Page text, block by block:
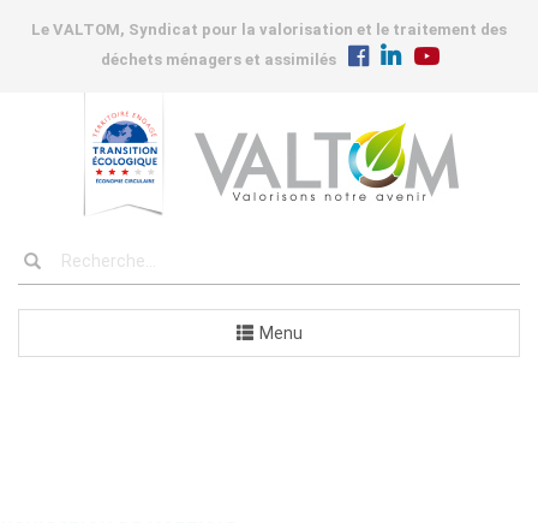
Le VALTOM, Syndicat pour la valorisation et le traitement des
déchets ménagers et assimilés
Menu